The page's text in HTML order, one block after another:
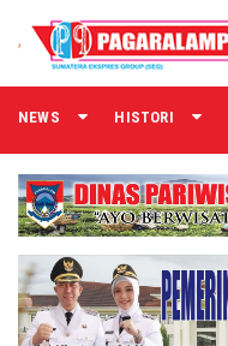
NEWS HISTORI